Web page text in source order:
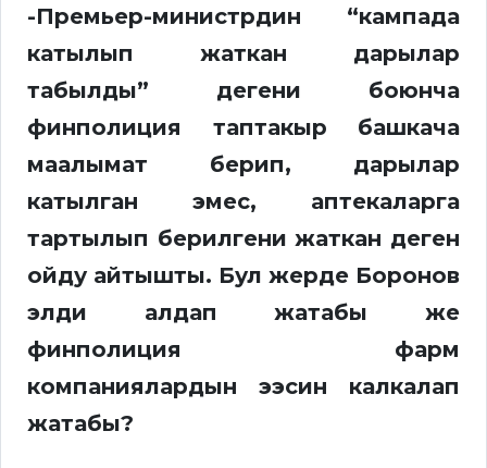
-Премьер-министрдин “кампада
катылып жаткан дарылар
табылды” дегени боюнча
финполиция таптакыр башкача
маалымат берип, дарылар
катылган эмес, аптекаларга
тартылып берилгени жаткан деген
ойду айтышты. Бул жерде Боронов
элди алдап жатабы же
финполиция фарм
компаниялардын ээсин калкалап
жатабы?